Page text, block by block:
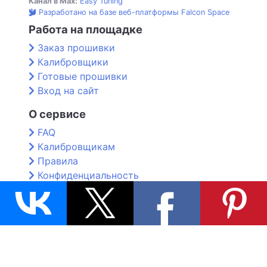
Разработано на базе веб-платформы Falcon Space
Работа на площадке
Заказ прошивки
Калибровщики
Готовые прошивки
Вход на сайт
О сервисе
FAQ
Калибровщикам
Правила
Конфиденциальность
Контакты